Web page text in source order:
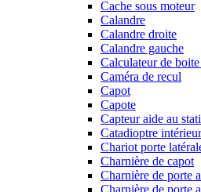
Cache sous moteur
Calandre
Calandre droite
Calandre gauche
Calculateur de
Caméra de recul
Capot
Capote
Capteur aide au
Catadioptre
Chariot porte
Charnière de capot
Charnière de porte
Charnière de porte